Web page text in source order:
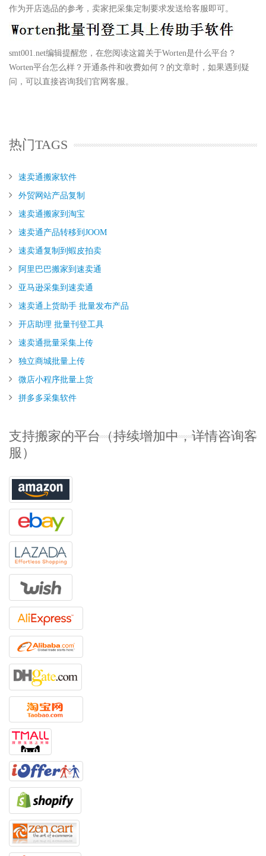
作为开店选品的参考，卖家把采集定制要求发送给客服即可。
smt001.net编辑提醒您，在您阅读这篇关于Worten是什么平台？
Worten平台怎么样？开通条件和收费如何？的文章时，如果遇到疑
问，可以直接咨询我们官网客服。
热门TAGS
速卖通搬家软件
外贸网站产品复制
速卖通搬家到淘宝
速卖通产品转移到JOOM
速卖通复制到蝦皮拍卖
阿里巴巴搬家到速卖通
亚马逊采集到速卖通
速卖通上货助手 批量发布产品
开店助理 批量刊登工具
速卖通批量采集上传
独立商城批量上传
微店小程序批量上货
拼多多采集软件
支持搬家的平台（持续增加中，详情咨询客
服）